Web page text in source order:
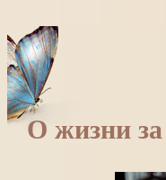
О жизни